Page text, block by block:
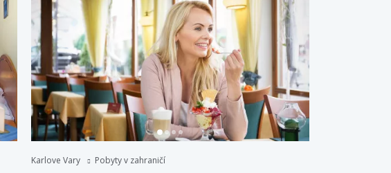
Karlove Vary Pobyty v zahraničí